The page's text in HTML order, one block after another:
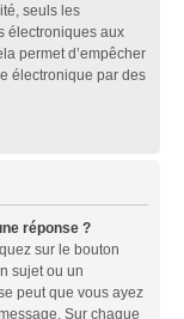
seuls les
électroniques aux
permet d’empêcher
électronique par des
réponse ?
sur le bouton
sujet ou un
peut que vous ayez
Sur chaque